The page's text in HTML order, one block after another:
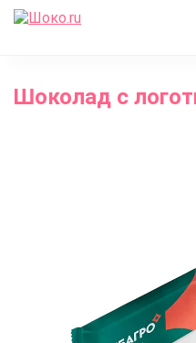
Каталог
Шоколад с